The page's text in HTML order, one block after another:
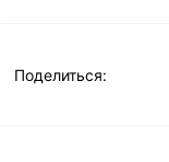
Поделиться: